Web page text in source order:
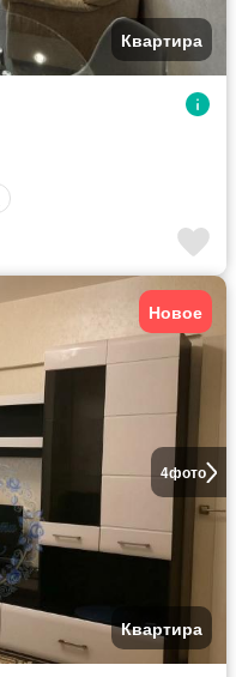
Квартира
4фото
Новое
Квартира